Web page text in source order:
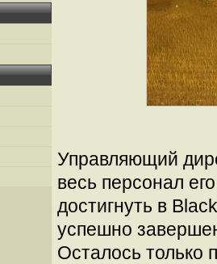
Управляющий
весь персонал
достигнуть в
успешно
Осталось только